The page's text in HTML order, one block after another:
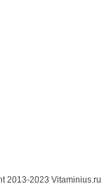
2013-2023 Vitaminius.ru